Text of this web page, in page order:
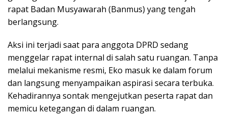
rapat Badan Musyawarah (Banmus) yang tengah
berlangsung.
Aksi ini terjadi saat para anggota DPRD sedang
menggelar rapat internal di salah satu ruangan. Tanpa
melalui mekanisme resmi, Eko masuk ke dalam forum
dan langsung menyampaikan aspirasi secara terbuka.
Kehadirannya sontak mengejutkan peserta rapat dan
memicu ketegangan di dalam ruangan.